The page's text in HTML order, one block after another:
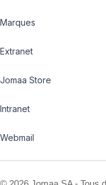
Marques
Extranet
Jomaa Store
Intranet
Webmail